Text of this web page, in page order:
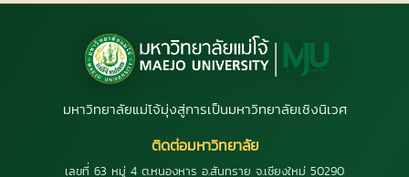
มหาวิทยาลัยแม่โจ้มุ่งสู่การเป็นมหาวิทยาลัยเชิงนิเวศ
ติดต่อมหาวิทยาลัย
เลขที่ 63 หมู่ 4 ต.หนองหาร อ.สันทราย จ.เชียงใหม่ 50290